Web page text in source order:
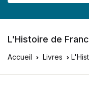
L'Histoire de
Accueil Livres